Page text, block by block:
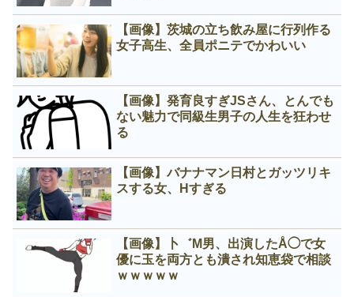
【画像】茨城の立ち飲み屋に行列作る
女子高生、全員ポニテでかわいい
【画像】発育良すぎJSさん、とんでも
ない魅力で同級生男子の人生を狂わせ
る
【画像】バナナマン日村とガッツリキ
スする女、Нすぎる
【画像】卜゛M男、出演したÅ◯で女
優に玉を両方とも潰され知恵袋で相談
ｗｗｗｗｗ